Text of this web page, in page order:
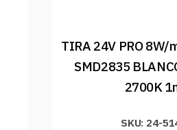
TIRA 24V PRO 8W/
SMD2835
2700K
SKU: 24-